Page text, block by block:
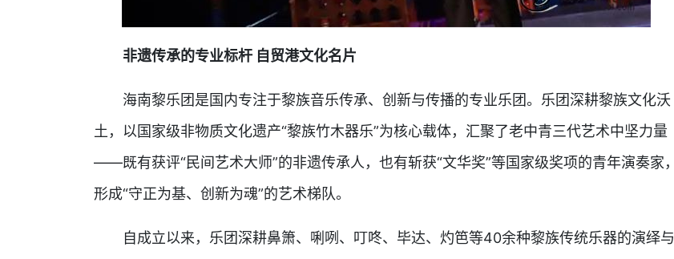
非遗传承的专业标杆 自贸港文化名片
海南黎乐团是国内专注于黎族音乐传承、创新与传播的专业乐团。乐团深耕黎族文化沃
土，以国家级非物质文化遗产“黎族竹木器乐”为核心载体，汇聚了老中青三代艺术中坚力量
——既有获评“民间艺术大师”的非遗传承人，也有斩获“文华奖”等国家级奖项的青年演奏家，
形成“守正为基、创新为魂”的艺术梯队。
自成立以来，乐团深耕鼻箫、唎咧、叮咚、毕达、灼笆等40余种黎族传统乐器的演绎与